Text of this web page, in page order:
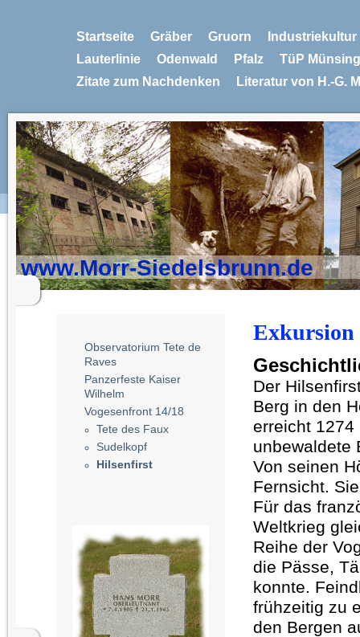
Startseite Gräber Gruorn
Industriekultur
Lauterlinie
Odenwald Pfalz
TüP
Zitate zum Nachdenken
Literatur von H.-G.
www.Morr-Siedelsbrunn.de
Observatorium Tete de
Raves
Panzerfeste Kaiser
Wilhelm
Vogesenfront 14/18
Tete des Faux
Sudelkopf
Hilsenfirst
Exkursion
Der
Berg in den
erreicht 1274
unbewaldete
Von seinen
Fernsicht.
Für das
Weltkrieg
Reihe der
die Pässe,
konnte.
frühzeitig zu
den Bergen